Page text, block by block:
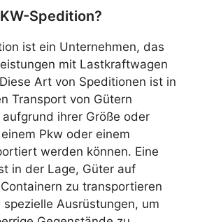
Spedition?
ist ein Unternehmen, das
mit Lastkraftwagen
Art von Speditionen ist in
Transport von Gütern
ihrer Größe oder
Pkw oder einem
werden können. Eine
in der Lage, Güter auf
zu transportieren
Ausrüstungen, um